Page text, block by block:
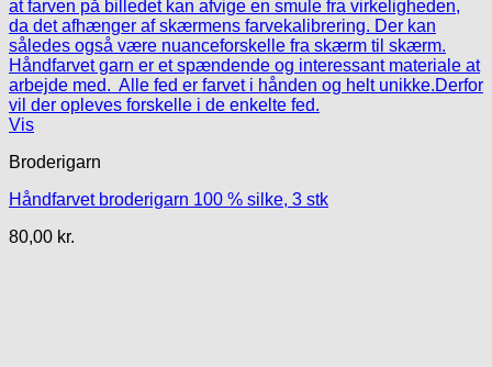
Vis
Broderigarn
Håndfarvet broderigarn 100 % silke, 3 stk
80,00 kr.